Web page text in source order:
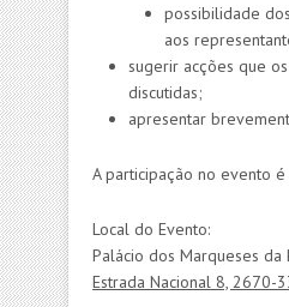
possibilidade
aos
sugerir acções que
discutidas;
apresentar
A participação no evento é
Local do Evento:
Palácio dos Marqueses
Estrada Nacional 8, 2670-